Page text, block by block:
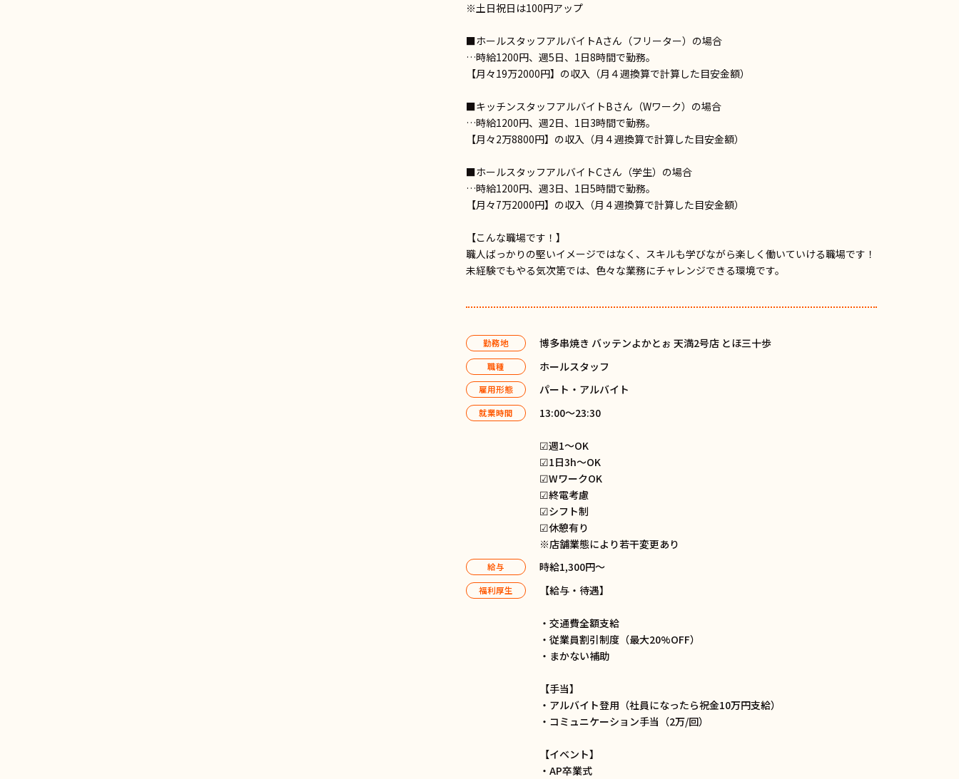
※土日祝日は100円アップ
■ホールスタッフアルバイトAさん（フリーター）の場合
…時給1200円、週5日、1日8時間で勤務。
【月々19万2000円】の収入（月４週換算で計算した目安金額）
■キッチンスタッフアルバイトBさん（Wワーク）の場合
…時給1200円、週2日、1日3時間で勤務。
【月々2万8800円】の収入（月４週換算で計算した目安金額）
■ホールスタッフアルバイトCさん（学生）の場合
…時給1200円、週3日、1日5時間で勤務。
【月々7万2000円】の収入（月４週換算で計算した目安金額）
【こんな職場です！】
職人ばっかりの堅いイメージではなく、スキルも学びながら楽しく働いていける職場です！
未経験でもやる気次第では、色々な業務にチャレンジできる環境です。
勤務地 博多串焼き バッテンよかとぉ 天満2号店 とほ三十歩
職種 ホールスタッフ
雇用形態 パート・アルバイト
就業時間 13:00〜23:30
☑︎週1〜OK
☑︎1日3h〜OK
☑︎WワークOK
☑︎終電考慮
☑︎シフト制
☑︎休憩有り
※店舗業態により若干変更あり
給与 時給1,300円～
福利厚生 【給与・待遇】
・交通費全額支給
・従業員割引制度（最大20%OFF）
・まかない補助
【手当】
・アルバイト登用（社員になったら祝金10万円支給）
・コミュニケーション手当（2万/回）
【イベント】
・AP卒業式